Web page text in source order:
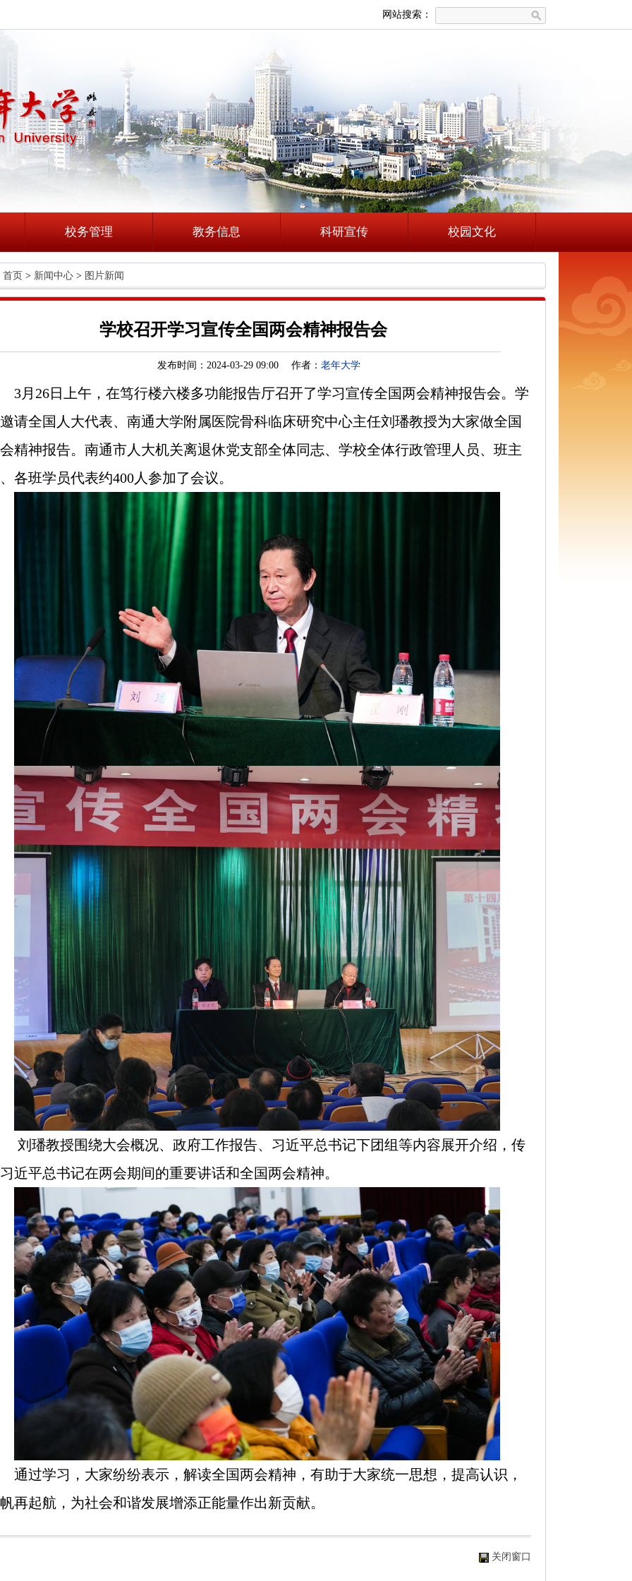
网站搜索：
校务管理 教务信息 科研宣传 校园文化
首页 > 新闻中心 > 图片新闻
学校召开学习宣传全国两会精神报告会
发布时间：2024-03-29 09:00 作者： 老年大学
3月 26日上午，在笃行楼六楼多功能报告厅召开了学习宣传全国两会精神报告会。学
请全国人大代表、南通大学附属医院骨科临床研究中心主任刘璠教授为大家做全国
精神报告。南通市人大机关离退休党支部全体同志、学校全体行政管理人员、班主
各班学员代表约400人参加了会议。
刘璠教授围绕大会概况、政府工作报告、习近平总书记下团组等内容展开介绍，传
近平总书记在两会期间的重要讲话和全国两会精神。
通过学习，大家纷纷表示，解读全国两会精神，有助于大家统一思想，提高认识，
再起航，为社会和谐发展增添正能量作出新贡献。
关闭窗口